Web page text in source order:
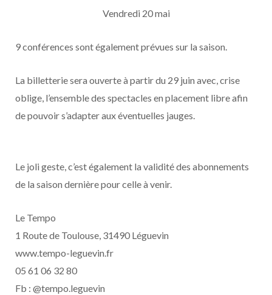
Vendredi 20 mai
9 conférences sont également prévues sur la saison.
La billetterie sera ouverte à partir du 29 juin avec, crise
oblige, l’ensemble des spectacles en placement libre afin
de pouvoir s’adapter aux éventuelles jauges.
Le joli geste, c’est également la validité des abonnements
de la saison dernière pour celle à venir.
Le Tempo
1 Route de Toulouse, 31490 Léguevin
www.tempo-leguevin.fr
05 61 06 32 80
Fb : @tempo.leguevin